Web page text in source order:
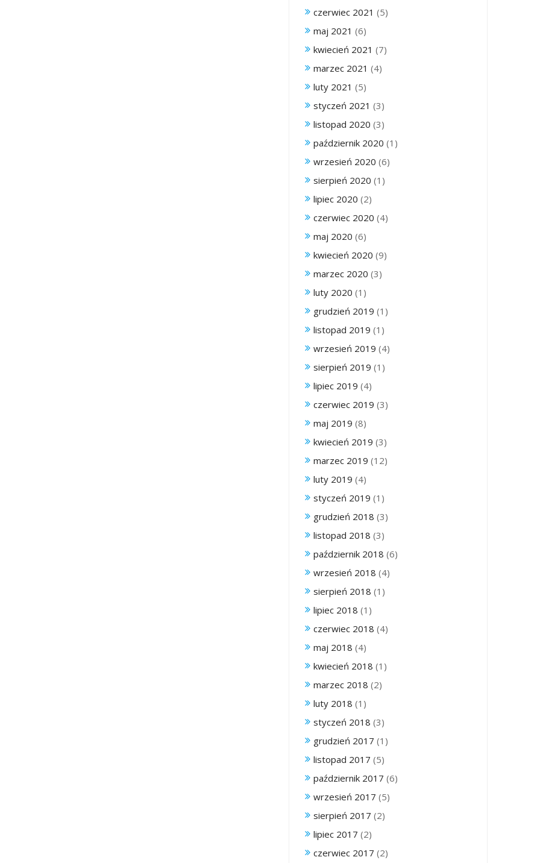
czerwiec 2021 (5)
maj 2021 (6)
kwiecień 2021 (7)
marzec 2021 (4)
luty 2021 (5)
styczeń 2021 (3)
listopad 2020 (3)
październik 2020 (1)
wrzesień 2020 (6)
sierpień 2020 (1)
lipiec 2020 (2)
czerwiec 2020 (4)
maj 2020 (6)
kwiecień 2020 (9)
marzec 2020 (3)
luty 2020 (1)
grudzień 2019 (1)
listopad 2019 (1)
wrzesień 2019 (4)
sierpień 2019 (1)
lipiec 2019 (4)
czerwiec 2019 (3)
maj 2019 (8)
kwiecień 2019 (3)
marzec 2019 (12)
luty 2019 (4)
styczeń 2019 (1)
grudzień 2018 (3)
listopad 2018 (3)
październik 2018 (6)
wrzesień 2018 (4)
sierpień 2018 (1)
lipiec 2018 (1)
czerwiec 2018 (4)
maj 2018 (4)
kwiecień 2018 (1)
marzec 2018 (2)
luty 2018 (1)
styczeń 2018 (3)
grudzień 2017 (1)
listopad 2017 (5)
październik 2017 (6)
wrzesień 2017 (5)
sierpień 2017 (2)
lipiec 2017 (2)
czerwiec 2017 (2)